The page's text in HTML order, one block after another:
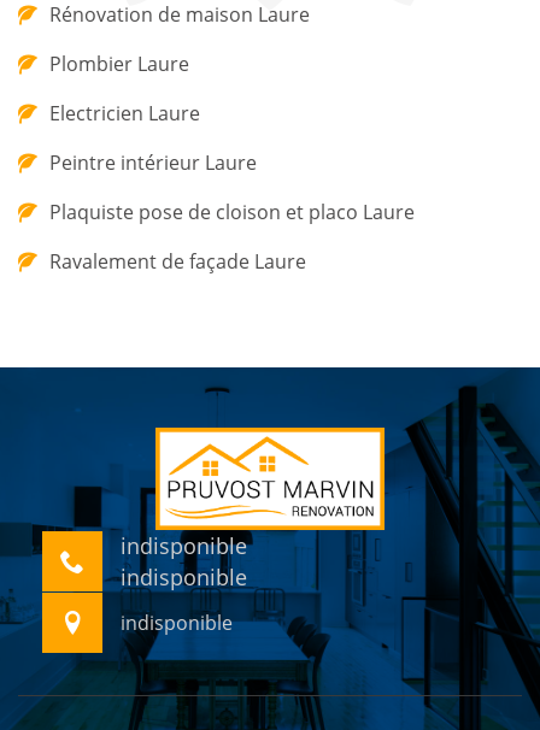
Rénovation de maison Laure
Plombier Laure
Electricien Laure
Peintre intérieur Laure
Plaquiste pose de cloison et placo Laure
Ravalement de façade Laure
indisponible
indisponible
indisponible